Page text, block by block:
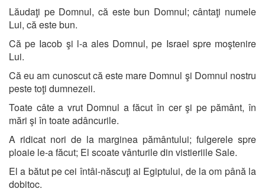
Lăudaţi pe Domnul, că este bun Domnul; cântaţi numele
Lui, că este bun.
Că pe Iacob şi l-a ales Domnul, pe Israel spre moştenire
Lui.
Că eu am cunoscut că este mare Domnul şi Domnul nostru
peste toţi dumnezeii.
Toate câte a vrut Domnul a făcut în cer şi pe pământ, în
mări şi în toate adâncurile.
A ridicat nori de la marginea pământului; fulgerele spre
ploaie le-a făcut; El scoate vânturile din vistieriile Sale.
El a bătut pe cei întâi-născuţi ai Egiptului, de la om până la
dobitoc.